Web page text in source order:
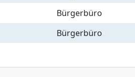
Bürgerbüro
Bürgerbüro